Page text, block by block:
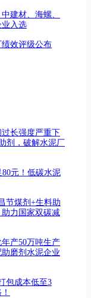
建材、海螺、
入选
效评级公布
长强度严重下
剂，破解水泥厂
元！低碳水泥
节煤剂+生料助
力国家双碳减
产50万吨生产
磨剂水泥企业
包成本低至3